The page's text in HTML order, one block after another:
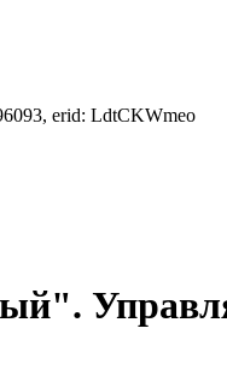
erid: LdtCKWmeo